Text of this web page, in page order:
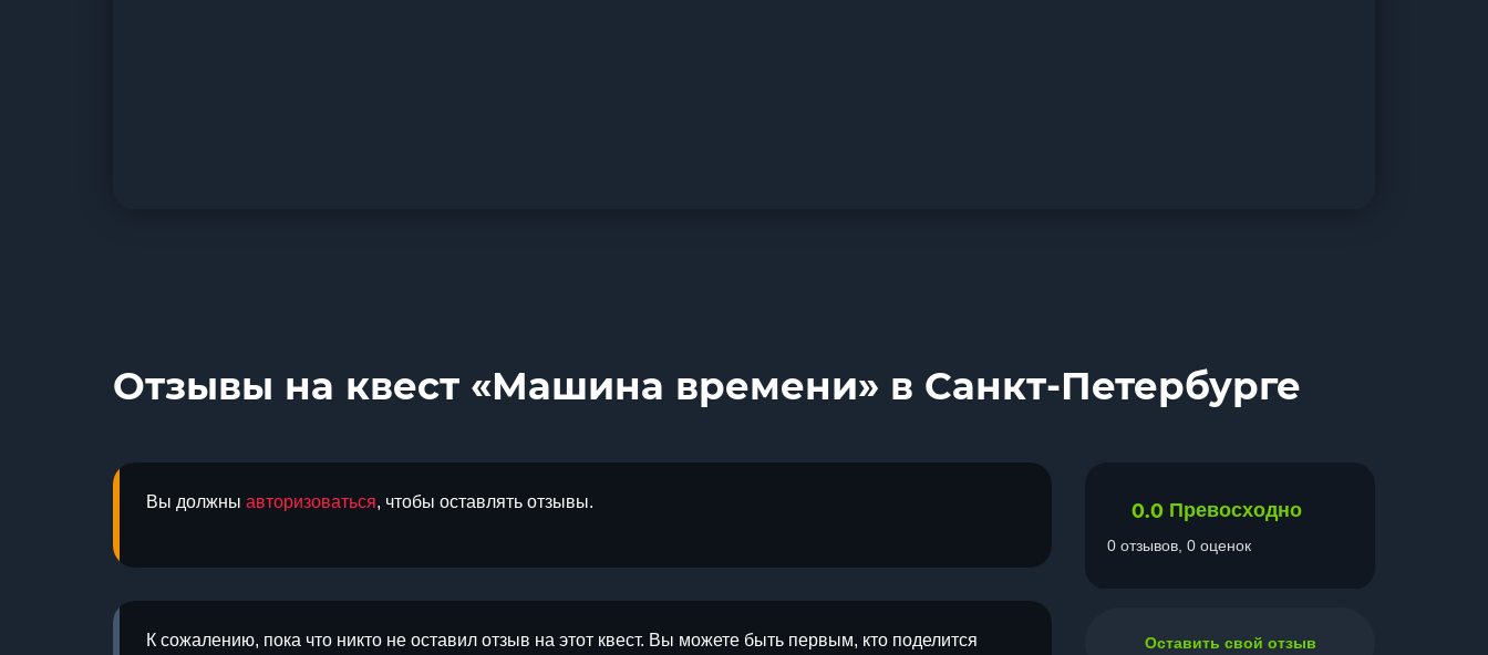
Отзывы на квест «Машина времени» в Санкт-Петербурге
Вы должны авторизоваться, чтобы оставлять отзывы.
К сожалению, пока что никто не оставил отзыв на этот квест. Вы можете быть первым, кто поделится
0.0 Превосходно
0 отзывов, 0 оценок
Оставить свой отзыв